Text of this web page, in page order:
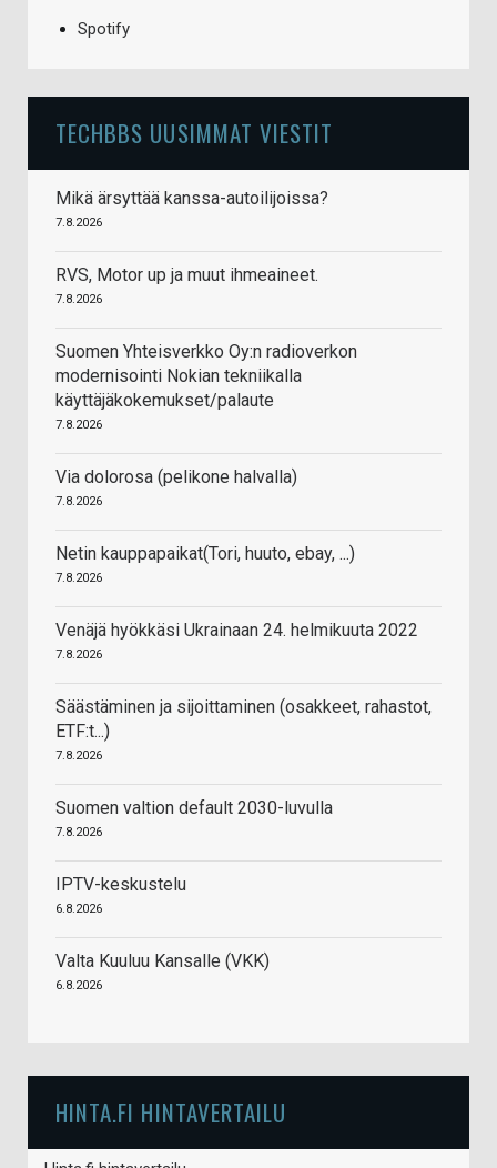
Spotify
TECHBBS UUSIMMAT VIESTIT
Mikä ärsyttää kanssa-autoilijoissa?
7.8.2026
RVS, Motor up ja muut ihmeaineet.
7.8.2026
Suomen Yhteisverkko Oy:n radioverkon
modernisointi Nokian tekniikalla
käyttäjäkokemukset/palaute
7.8.2026
Via dolorosa (pelikone halvalla)
7.8.2026
Netin kauppapaikat(Tori, huuto, ebay, ...)
7.8.2026
Venäjä hyökkäsi Ukrainaan 24. helmikuuta 2022
7.8.2026
Säästäminen ja sijoittaminen (osakkeet, rahastot,
ETF:t...)
7.8.2026
Suomen valtion default 2030-luvulla
7.8.2026
IPTV-keskustelu
6.8.2026
Valta Kuuluu Kansalle (VKK)
6.8.2026
HINTA.FI HINTAVERTAILU